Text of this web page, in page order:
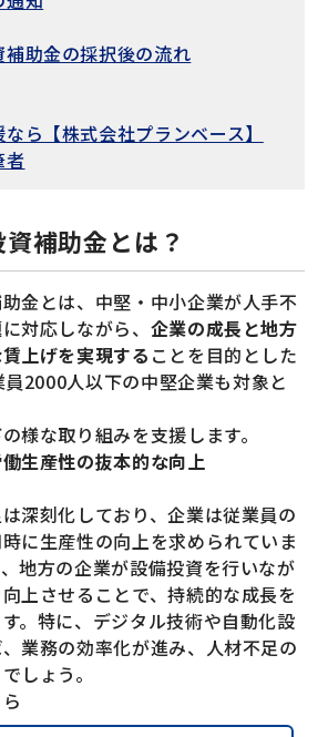
助金の採択後の流れ
ら【株式会社プランベース】
者
補助金とは？
金とは、中堅・中小企業が人手不
対応しながら、 企業の成長と地方
上げを実現する ことを目的とした
2000人以下の中堅企業も対象と
様な取り組みを支援します。
生産性の抜本的な向上
深刻化しており、企業は従業員の
に生産性の向上を求められていま
地方の企業が設備投資を行いなが
上させることで、持続的な成長を
。特に、デジタル技術や自動化設
業務の効率化が進み、人材不足の
しょう。